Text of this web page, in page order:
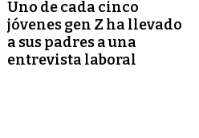
Uno de cada cinco
jóvenes gen Z ha llevado
a sus padres a una
entrevista laboral